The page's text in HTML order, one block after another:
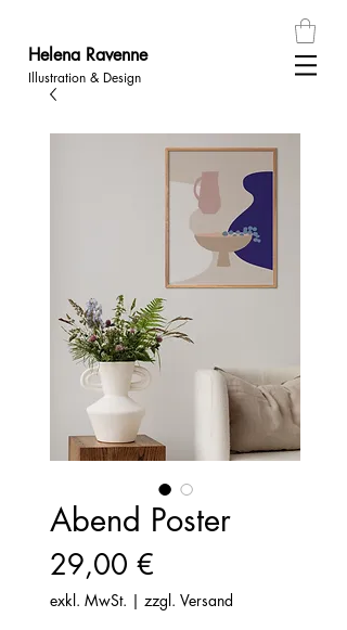
Helena Ravenne
Illustration & Design
Abend Poster
29,00 €
exkl. MwSt. | zzgl. Versand